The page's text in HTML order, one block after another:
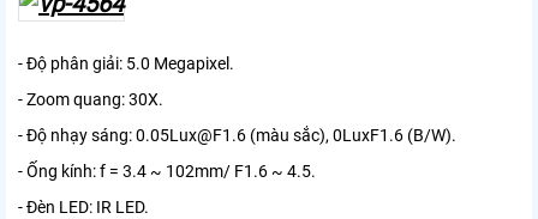
- Độ phân giải: 5.0 Megapixel.
- Zoom quang: 30X.
- Độ nhạy sáng: 0.05Lux@F1.6 (màu sắc), 0LuxF1.6 (B/W).
- Ống kính: f = 3.4 ~ 102mm/ F1.6 ~ 4.5.
- Đèn LED: IR LED.